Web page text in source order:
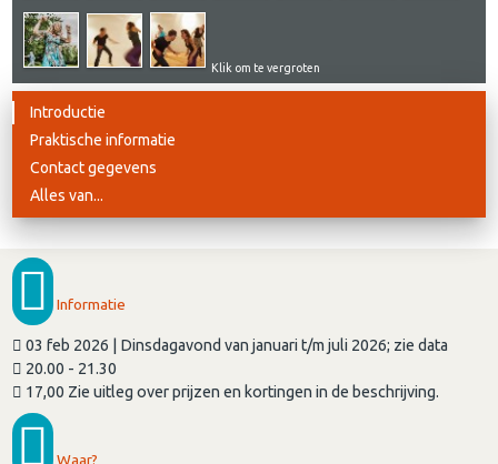
Klik om te vergroten
Introductie
Praktische informatie
Contact gegevens
Alles van...
Informatie
03 feb 2026 | Dinsdagavond van januari t/m juli 2026; zie data
20.00 - 21.30
17,00 Zie uitleg over prijzen en kortingen in de beschrijving.
Waar?